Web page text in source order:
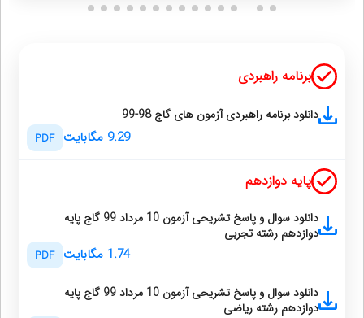
برنامه راهبردی
دانلود برنامه راهبردی آزمون های گاج 98-99
9.29 مگابایت PDF
پایه دوازدهم
دانلود سوال و پاسخ تشریحی آزمون 10 مرداد 99 گاج پایه
دوازدهم رشته تجربی
1.74 مگابایت PDF
دانلود سوال و پاسخ تشریحی آزمون 10 مرداد 99 گاج پایه
دوازدهم رشته ریاضی